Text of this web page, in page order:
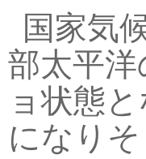
国家気
部太平
ョ状態
になりそ